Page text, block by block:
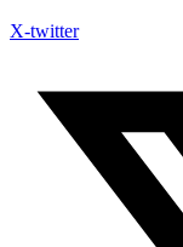
X-twitter